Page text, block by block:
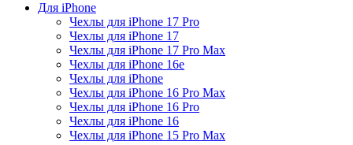
Для iPhone
Чехлы для iPhone 17 Pro
Чехлы для iPhone 17
Чехлы для iPhone 17 Pro Max
Чехлы для iPhone 16e
Чехлы для iPhone
Чехлы для iPhone 16 Pro Max
Чехлы для iPhone 16 Pro
Чехлы для iPhone 16
Чехлы для iPhone 15 Pro Max